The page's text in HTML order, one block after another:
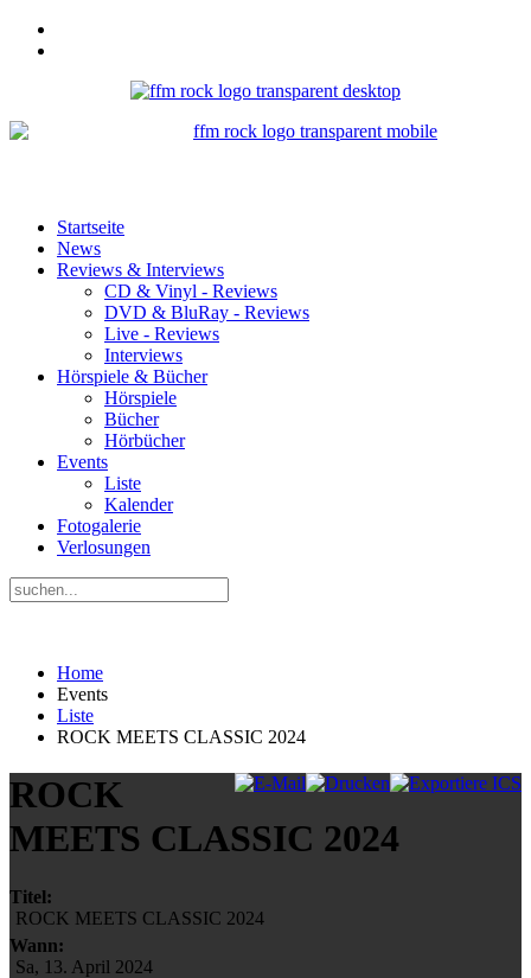
Startseite
News
Reviews & Interviews
CD & Vinyl - Reviews
DVD & BluRay - Reviews
Live - Reviews
Interviews
Hörspiele & Bücher
Hörspiele
Bücher
Hörbücher
Events
Liste
Kalender
Fotogalerie
Verlosungen
Home
Events
Liste
ROCK MEETS CLASSIC 2024
ROCK
MEETS CLASSIC 2024
Titel:
ROCK MEETS CLASSIC 2024
Wann:
Sa, 13. April 2024